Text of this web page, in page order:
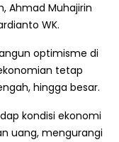
Ahmad Muhajirin
WK.
optimisme di
tetap
hingga besar.
kondisi ekonomi
uang, mengurangi